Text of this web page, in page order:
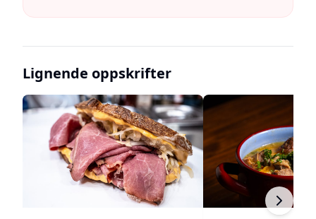
Lignende oppskrifter